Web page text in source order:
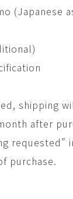
(Japanese
shipping
after
requested”
purchase.